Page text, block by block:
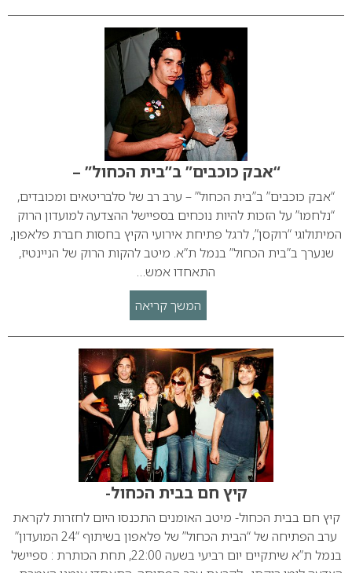
“אבק כוכבים” ב”בית הכחול” –
“אבק כוכבים” ב”בית הכחול” – ערב רב של סלבריטאים ומכובדים,
“נלחמו” על הזכות להיות נוכחים בספיישל ההצדעה למועדון הרוק
המיתולוגי “רוקסן”, לרגל פתיחת אירועי הקיץ בחסות חברת פלאפון,
שנערך ב”בית הכחול” בנמל ת”א. מיטב להקות הרוק של הניינטיז,
התאחדו אמש…
המשך קריאה
קיץ חם בבית הכחול-
קיץ חם בבית הכחול- מיטב האומנים התכנסו היום לחזרות לקראת
ערב הפתיחה של “הבית הכחול” של פלאפון בשיתוף “24 המועדון”
בנמל ת”א שיתקיים יום רביעי בשעה 22:00, תחת הכותרת : ספיישל